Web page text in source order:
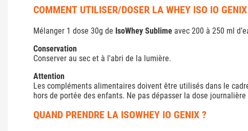
COMMENT UTILISER/DOSER LA WHEY ISO IO
Mélanger 1 dose 30g de IsoWhey Sublime avec 200 à 250 ml
Conservation
Conserver au sec et à l'abri de la lumière.
Attention
Les compléments alimentaires doivent être utilisés dans le
hors de portée des enfants. Ne pas dépasser la dose journalière
QUAND PRENDRE LA ISOWHEY IO GENIX ?